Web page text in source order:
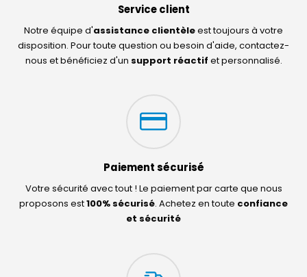
Service client
Notre équipe d'assistance clientèleest toujours à votre
disposition. Pour toute question ou besoin d'aide, contactez-
nous et bénéficiez d'un support réactif et personnalisé.
Paiement sécurisé
Votre sécurité avec tout ! Le paiement par carte que nous
proposons est100% sécurisé. Achetez en toute confiance
et sécurité